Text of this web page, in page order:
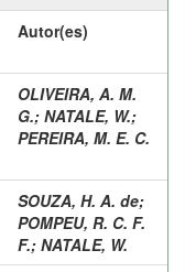
Autor(es)
OLIVEIRA, A. M.
G.; NATALE, W.;
PEREIRA, M. E. C.
SOUZA, H. A. de;
POMPEU, R. C. F.
F.; NATALE, W.